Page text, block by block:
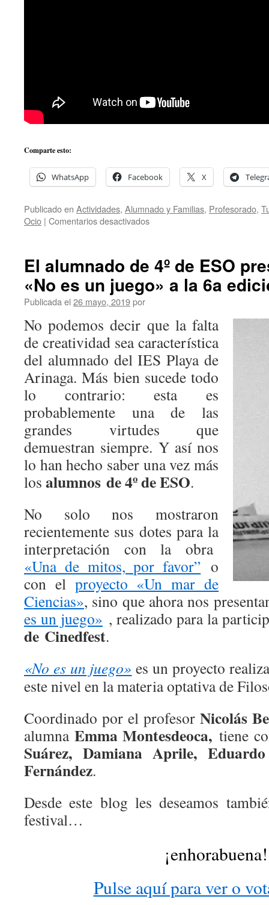
Comparte esto:
WhatsApp Facebook X
Publicado en Actividades, Alumnado y Familias, Profesorado,
Ocio | Comentarios desactivadosen
2019
El alumnado de 4º de ESO
«No es un juego» a la 6a
Publicada el 26 mayo, 2019por
No podemos decir que la falta
de creatividad sea característica
del alumnado del IES Playa de
Arinaga. Más bien sucede todo
lo contrario: esta es
probablemente una de las
grandes virtudes que
demuestran siempre. Y así nos
lo han hecho saber una vez más
los alumnos de 4º de ESO.
No solo nos mostraron
recientemente sus dotes para la
interpretación con la obra
«Una de mitos, por favor” o
con el proyecto «Un mar de
Ciencias», sino que ahora nos
es un juego» , realizado para la
de Cinedfest.
«No es un juego» es un proyecto
este nivel en la materia optativa de
Coordinado por el profesor Nicolás
alumna Emma Montesdeoca,tiene
Suárez, Damiana Aprile,
Fernández.
Desde este blog les deseamos
festival…
¡enhorabuena!
Pulse aquí para ver o